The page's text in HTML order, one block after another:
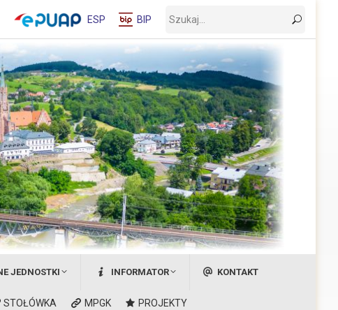
ESP BIP
JEDNOSTKI INFORMATOR KONTAKT
STOŁÓWKA MPGK PROJEKTY